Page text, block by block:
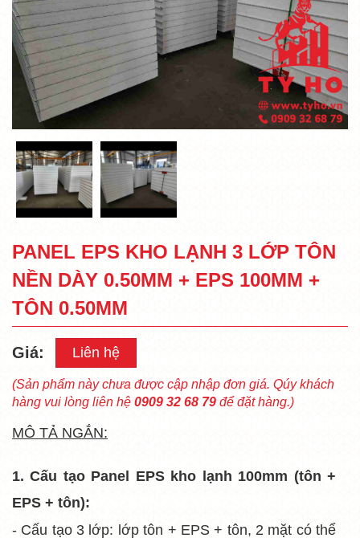
PANEL EPS KHO LẠNH 3 LỚP TÔN
NỀN DÀY 0.50MM + EPS 100MM +
TÔN 0.50MM
Giá: Liên hệ
(Sản phẩm này chưa được cập nhập đơn giá. Qúy khách
hàng vui lòng liên hệ 0909 32 68 79 để đặt hàng.)
MÔ TẢ NGẮN:
1. Cấu tạo Panel EPS kho lạnh 100mm (tôn +
EPS + tôn):
- Cấu tạo 3 lớp: lớp tôn + EPS + tôn, 2 mặt có thể